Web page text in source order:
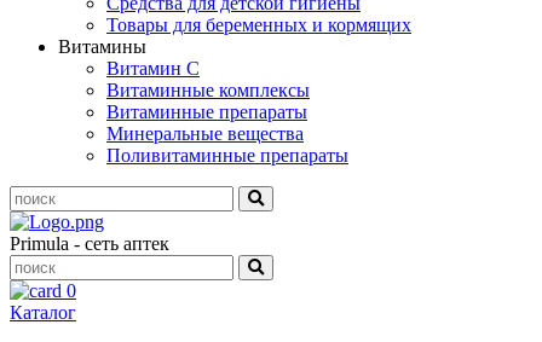
Товары для беременных и кормящих
Витамины
Витамин С
Витаминные комплексы
Витаминные препараты
Минеральные вещества
Поливитаминные препараты
Primula - сеть аптек
0
Каталог